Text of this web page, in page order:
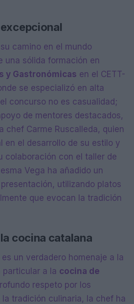
camino en el mundo
una sólida formación en
y Gastronómicas en el CETT-
se especializó en alta
concurso no es casualidad;
de mentores destacados,
chef Carme Ruscalleda, quien
en el desarrollo de su estilo y
colaboración con el taller de
Vega ha añadido un
utilizando platos
que evocan la tradición
cocina catalana
un verdadero homenaje a la
a la cocina de
respeto por los
tradición culinaria, la chef ha